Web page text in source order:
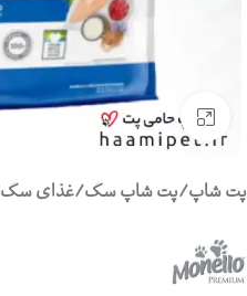
برای بزرگنمایی کلیک کنید
پت شاپ/پت شاپ سگ/غذای سگ